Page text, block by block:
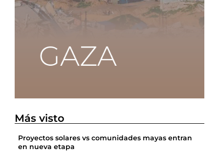
Más visto
Proyectos solares vs comunidades mayas entran
en nueva etapa